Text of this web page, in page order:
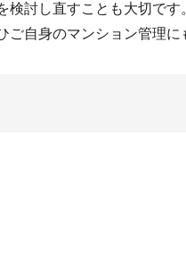
討し直すことも大切で
自身のマンション管理に